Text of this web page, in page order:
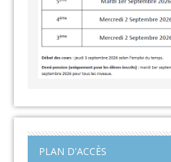
PLAN D'ACCÈS